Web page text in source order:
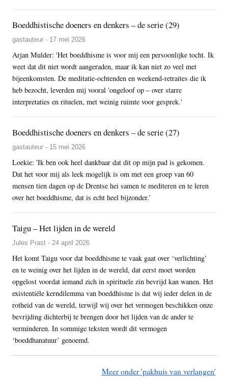
Boeddhistische doeners en denkers – de serie (29)
gastauteur - 17 mei 2026
Arjan Mulder: 'Het boeddhisme is voor mij een persoonlijke tocht. Ik
weet dat dit niet wordt aangeraden, maar ik kan niet zo veel met
bijeenkomsten. De meditatie-ochtenden en weekend-retraites die ik
heb bezocht, leverden mij vooral 'ongeloof op – over starre
interpretaties en rituelen, met weinig ruimte voor gesprek.'
Boeddhistische doeners en denkers – de serie (27)
gastauteur - 15 mei 2026
Loekie: 'Ik ben ook heel dankbaar dat dit op mijn pad is gekomen.
Dat het voor mij als leek mogelijk is om met een groep van 60
mensen tien dagen op de Drentse hei samen te mediteren en te leren
over het boeddhisme, dat is echt heel bijzonder.’
Taigu – Het lijden in de wereld
Jules Prast - 24 april 2026
Het komt Taigu voor dat boeddhisme te vaak gaat over ‘verlichting’
en te weinig over het lijden in de wereld, dat eerst moet worden
opgelost voordat iemand zich in spirituele zin bevrijd kan wanen. Het
existentiële kerndilemma van boeddhisme is dat wij ieder delen in de
rotheid van de wereld, terwijl wij over het vermogen beschikken onze
bevrijding dichterbij te brengen door het lijden van de ander te
verminderen. In sommige teksten wordt dit vermogen
‘boeddhanatuur’ genoemd.
Meer onder 'pakhuis van verlangen'